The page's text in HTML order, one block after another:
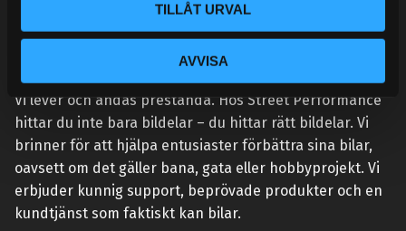
TILLÅT URVAL
AVVISA
VÅR AFFÄRSIDÉ ÄR ENKEL:
Vi lever och andas prestanda. Hos Street Performance
hittar du inte bara bildelar – du hittar rätt bildelar. Vi
brinner för att hjälpa entusiaster förbättra sina bilar,
oavsett om det gäller bana, gata eller hobbyprojekt. Vi
erbjuder kunnig support, beprövade produkter och en
kundtjänst som faktiskt kan bilar.